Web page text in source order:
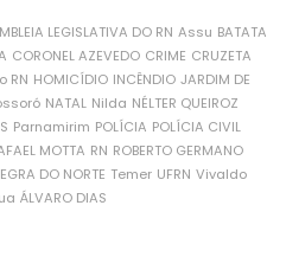
LEGISLATIVA DO RN Assu BATATA
CORONEL AZEVEDO CRIME CRUZETA
RN HOMICÍDIO INCÊNDIO JARDIM DE
NATAL Nilda NÉLTER QUEIROZ
Parnamirim POLÍCIA POLÍCIA CIVIL
MOTTA RN ROBERTO GERMANO
DO NORTE Temer UFRN Vivaldo
ÁLVARO DIAS